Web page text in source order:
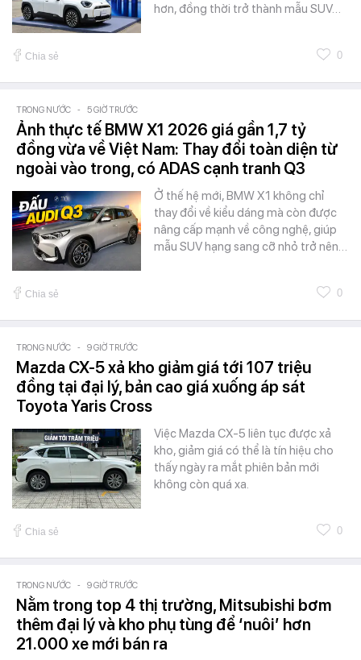
hơn, đồng thời trở thành mẫu SUV…
Chia sẻ 0
TRONG NƯỚC - 5 GIỜ TRƯỚC
Ảnh thực tế BMW X1 2026 giá gần 1,7 tỷ
đồng vừa về Việt Nam: Thay đổi toàn diện từ
ngoài vào trong, có ADAS cạnh tranh Q3
Ở thế hệ mới, BMW X1 không chỉ
thay đổi về kiểu dáng mà còn được
nâng cấp mạnh về công nghệ, giúp
mẫu SUV hạng sang cỡ nhỏ trở nên…
Chia sẻ 0
TRONG NƯỚC - 9 GIỜ TRƯỚC
Mazda CX-5 xả kho giảm giá tới 107 triệu
đồng tại đại lý, bản cao giá xuống áp sát
Toyota Yaris Cross
Việc Mazda CX-5 liên tục được xả
kho, giảm giá có thể là tín hiệu cho
thấy ngày ra mắt phiên bản mới
không còn quá xa.
Chia sẻ 0
TRONG NƯỚC - 9 GIỜ TRƯỚC
Nằm trong top 4 thị trường, Mitsubishi bơm
thêm đại lý và kho phụ tùng để ‘nuôi’ hơn
21.000 xe mới bán ra